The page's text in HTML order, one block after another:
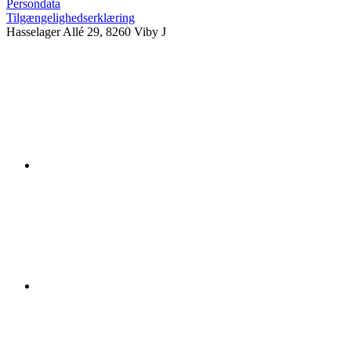
Persondata
Tilgængelighedserklæring
Hasselager Allé 29, 8260 Viby J